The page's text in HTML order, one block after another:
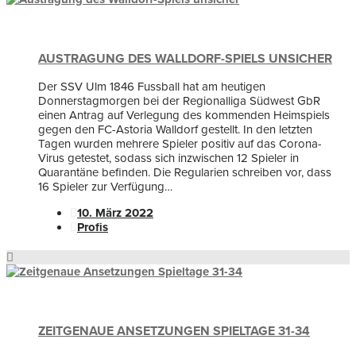
AUSTRAGUNG DES WALLDORF-SPIELS UNSICHER
Der SSV Ulm 1846 Fussball hat am heutigen
Donnerstagmorgen bei der Regionalliga Südwest GbR
einen Antrag auf Verlegung des kommenden Heimspiels
gegen den FC-Astoria Walldorf gestellt. In den letzten
Tagen wurden mehrere Spieler positiv auf das Corona-
Virus getestet, sodass sich inzwischen 12 Spieler in
Quarantäne befinden. Die Regularien schreiben vor, dass
16 Spieler zur Verfügung…
10. März 2022
Profis
ZEITGENAUE ANSETZUNGEN SPIELTAGE 31-34